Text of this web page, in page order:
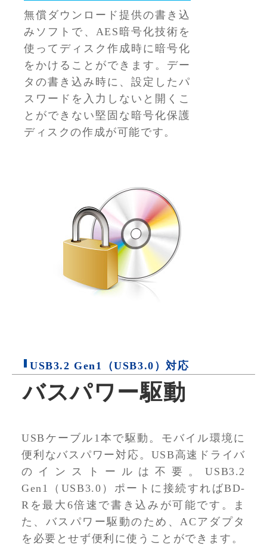
無償ダウンロード提供の書き込
みソフトで、AES暗号化技術を
使ってディスク作成時に暗号化
をかけることができます。デー
タの書き込み時に、設定したパ
スワードを入力しないと開くこ
とができない堅固な暗号化保護
ディスクの作成が可能です。
USB3.2 Gen1（USB3.0）対応
バスパワー駆動
USBケーブル1本で駆動。モバイル環境に
便利なバスパワー対応。USB高速ドライバ
のインストールは不要。USB3.2
Gen1（USB3.0）ポートに接続すればBD-
Rを最大6倍速で書き込みが可能です。ま
た、バスパワー駆動のため、ACアダプタ
を必要とせず便利に使うことができます。